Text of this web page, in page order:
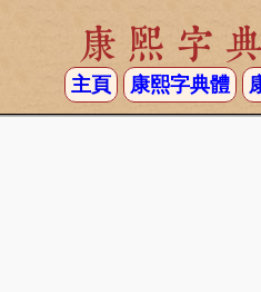
康熙字
主頁 康熙字典體